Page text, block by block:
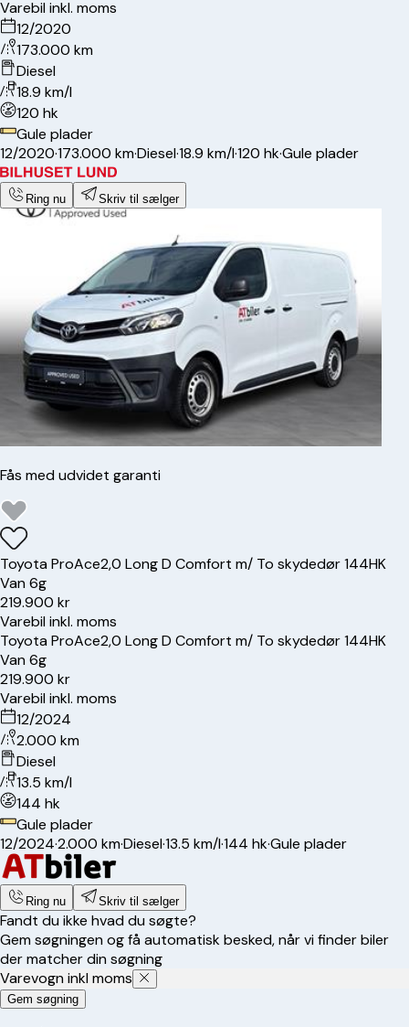
Varebil inkl. moms
12/2020
173.000 km
Diesel
18.9 km/l
120 hk
Gule plader
12/2020·173.000 km·Diesel·18.9 km/l·120 hk·Gule plader
Ring nu Skriv til sælger
Fås med udvidet garanti
ToyotaProAce2,0 Long D Comfort m/ To skydedør 144HK
Van 6g
219.900 kr
Varebil inkl. moms
ToyotaProAce2,0 Long D Comfort m/ To skydedør 144HK
Van 6g
219.900 kr
Varebil inkl. moms
12/2024
2.000 km
Diesel
13.5 km/l
144 hk
Gule plader
12/2024·2.000 km·Diesel·13.5 km/l·144 hk·Gule plader
Ring nu Skriv til sælger
Fandt du ikke hvad du søgte?
Gem søgningen og få automatisk besked, når vi finder biler
der matcher din søgning
Varevogn inkl moms
Gem søgning